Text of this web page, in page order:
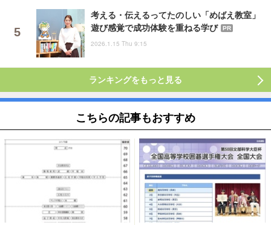
考える・伝えるってたのしい「めばえ教室」
遊び感覚で成功体験を重ねる学び
PR
2026.1.15 Thu 9:15
ランキングをもっと見る
こちらの記事もおすすめ